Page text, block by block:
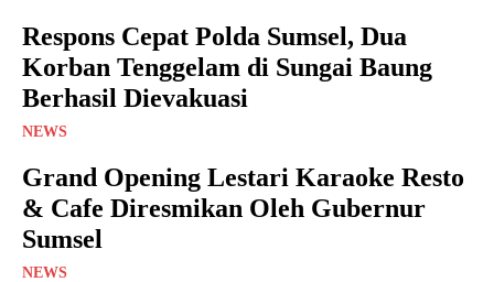
Respons Cepat Polda Sumsel, Dua
Korban Tenggelam di Sungai Baung
Berhasil Dievakuasi
NEWS
Grand Opening Lestari Karaoke Resto
& Cafe Diresmikan Oleh Gubernur
Sumsel
NEWS